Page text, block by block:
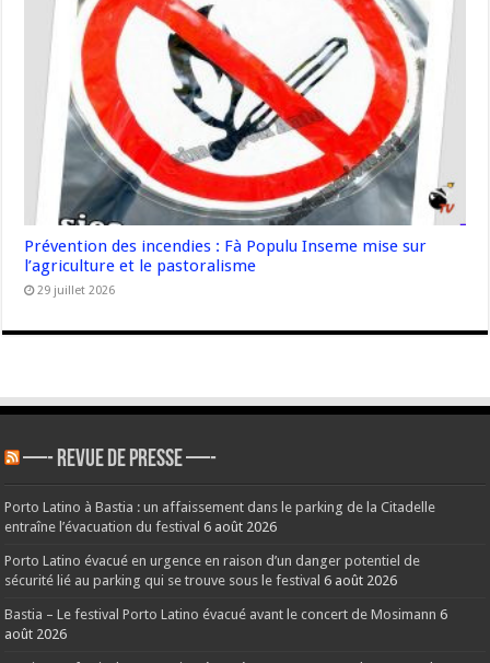
Prévention des incendies : Fà Populu Inseme mise sur
l’agriculture et le pastoralisme
29 juillet 2026
—- REVUE DE PRESSE —-
Porto Latino à Bastia : un affaissement dans le parking de la Citadelle
entraîne l’évacuation du festival 6 août 2026
Porto Latino évacué en urgence en raison d’un danger potentiel de
sécurité lié au parking qui se trouve sous le festival 6 août 2026
Bastia – Le festival Porto Latino évacué avant le concert de Mosimann 6
août 2026